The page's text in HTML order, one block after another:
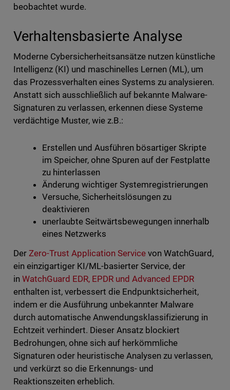
beobachtet wurde.
Verhaltensbasierte Analyse
Moderne Cybersicherheitsansätze nutzen künstliche
Intelligenz (KI) und maschinelles Lernen (ML), um
das Prozessverhalten eines Systems zu analysieren.
Anstatt sich ausschließlich auf bekannte Malware-
Signaturen zu verlassen, erkennen diese Systeme
verdächtige Muster, wie z.B.:
Erstellen und Ausführen bösartiger Skripte
im Speicher, ohne Spuren auf der Festplatte
zu hinterlassen
Änderung wichtiger Systemregistrierungen
Versuche, Sicherheitslösungen zu
deaktivieren
unerlaubte Seitwärtsbewegungen innerhalb
eines Netzwerks
Der Zero-Trust Application Service von WatchGuard,
ein einzigartiger KI/ML-basierter Service, der
in WatchGuard EDR, EPDR und Advanced EPDR
enthalten ist, verbessert die Endpunktsicherheit,
indem er die Ausführung unbekannter Malware
durch automatische Anwendungsklassifizierung in
Echtzeit verhindert. Dieser Ansatz blockiert
Bedrohungen, ohne sich auf herkömmliche
Signaturen oder heuristische Analysen zu verlassen,
und verkürzt so die Erkennungs- und
Reaktionszeiten erheblich.